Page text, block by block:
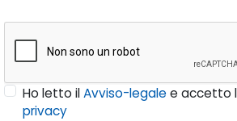
Ho letto ilAvviso-legalee accetto
privacy